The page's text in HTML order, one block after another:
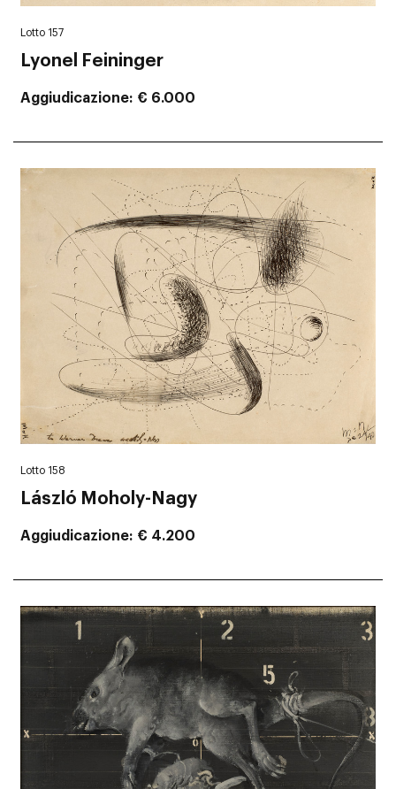
Lotto 157
Lyonel Feininger
Aggiudicazione € 6.000
Lotto 158
László Moholy-Nagy
Aggiudicazione € 4.200